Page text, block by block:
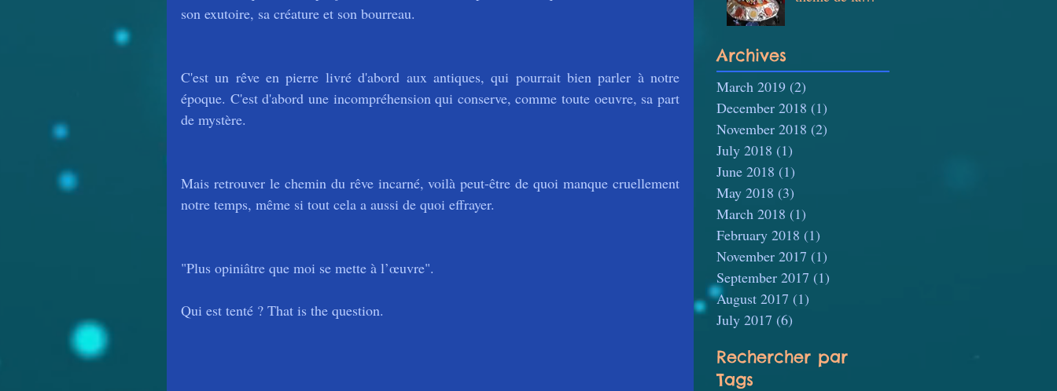
son exutoire, sa créature et son bourreau.
C'est un rêve en pierre livré d'abord aux antiques, qui pourrait bien parler à notre
époque. C'est d'abord une incompréhension qui conserve, comme toute oeuvre, sa part
de mystère.
Mais retrouver le chemin du rêve incarné, voilà peut-être de quoi manque cruellement
notre temps, même si tout cela a aussi de quoi effrayer.
"Plus opiniâtre que moi se mette à l’œuvre".
Qui est tenté ? That is the question.
Archives
March 2019 (2)
December 2018 (1)
November 2018 (2)
July 2018 (1)
June 2018 (1)
May 2018 (3)
March 2018 (1)
February 2018 (1)
November 2017 (1)
September 2017 (1)
August 2017 (1)
July 2017 (6)
Rechercher par
Tags